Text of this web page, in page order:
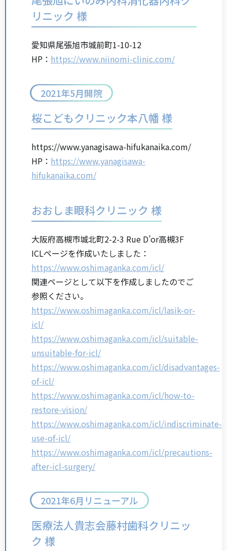
リニック 様
愛知県尾張旭市城前町1-10-12
HP： https://www.niinomi-clinic.com/
2021年5月開院
桜こどもクリニック本八幡 様
https://www.yanagisawa-hifukanaika.com/
HP： https://www.yanagisawa-
hifukanaika.com/
おおしま眼科クリニック 様
大阪府高槻市城北町2-2-3 Rue D’or高槻3F
ICLページを作成いたしました：
https://www.oshimaganka.com/icl/
関連ページとして以下を作成しましたのでご
参照ください。
https://www.oshimaganka.com/icl/lasik-or-
icl/
https://www.oshimaganka.com/icl/suitable-
unsuitable-for-icl/
https://www.oshimaganka.com/icl/disadvantages-
of-icl/
https://www.oshimaganka.com/icl/how-to-
restore-vision/
https://www.oshimaganka.com/icl/indiscriminate-
use-of-icl/
https://www.oshimaganka.com/icl/precautions-
after-icl-surgery/
2021年6月リニューアル
医療法人貴志会藤村歯科クリニッ
ク 様